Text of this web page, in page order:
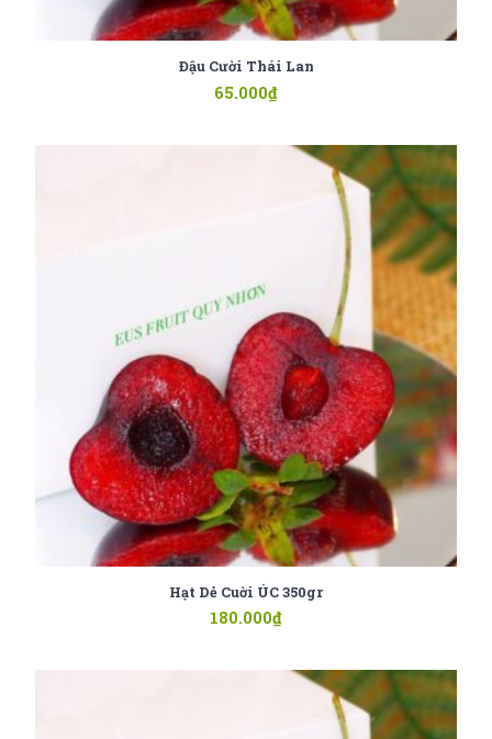
Đậu Cười Thái Lan
65.000₫
Hạt Dẻ Cuời ÚC 350gr
180.000₫